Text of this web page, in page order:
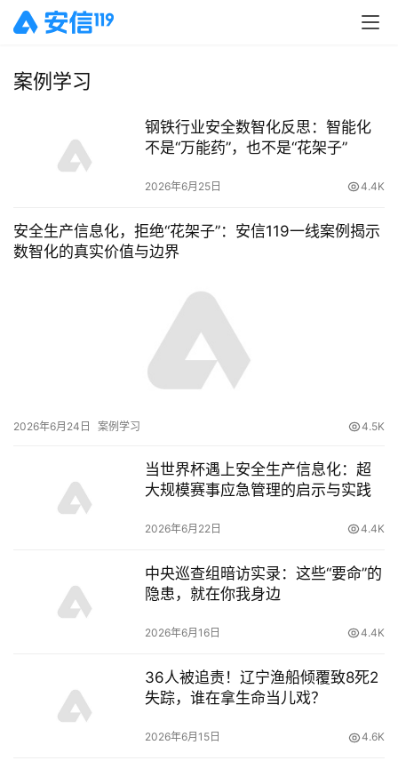
案例学习
钢铁行业安全数智化反思：智能化
不是“万能药”，也不是“花架子”
2026年6月25日 4.4K
安全生产信息化，拒绝“花架子”：安信119一线案例揭示
数智化的真实价值与边界
2026年6月24日 案例学习 4.5K
当世界杯遇上安全生产信息化：超
大规模赛事应急管理的启示与实践
2026年6月22日 4.4K
中央巡查组暗访实录：这些“要命”的
隐患，就在你我身边
2026年6月16日 4.4K
36人被追责！辽宁渔船倾覆致8死2
失踪，谁在拿生命当儿戏？
2026年6月15日 4.6K